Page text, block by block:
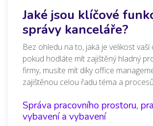
Jaké jsou klíčové
správy kanceláře?
Bez ohledu na to, jaká je velikost vaší
pokud hodláte mít zajištěný hladný
firmy, musíte mít díky office
zajištěnou celou řadu téma a procesů
Správa pracovního prostoru,
vybavení a vybavení